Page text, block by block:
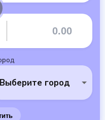
Выберите город